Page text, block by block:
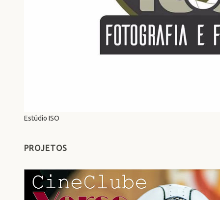
Estúdio ISO
PROJETOS